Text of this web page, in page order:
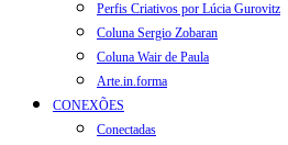
Perfis Criativos por Lúcia Gurovitz
Coluna Sergio Zobaran
Coluna Wair de Paula
Arte.in.forma
CONEXÕES
Conectadas